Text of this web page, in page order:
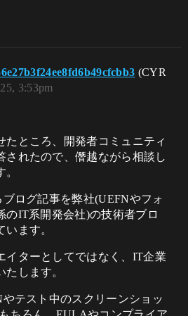
(CYR
3:53pm
たところ、開発者コミュニティ
されたので、僭越ながら相談し
ログ記事を弊社(UEFNやフォ
のIT系開発会社)の技術者ブロ
ます。
イターとしてではなく、IT企業
します。
テスト中のスクリーンショッ